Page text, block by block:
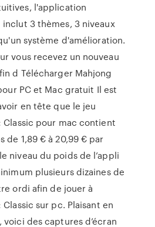
l'application
3 thèmes, 3 niveaux
système d'amélioration.
vous recevez un nouveau
d Télécharger Mahjong
PC et Mac gratuit Il est
en tête que le jeu
Classic pour mac contient
de 1,89 € à 20,99 € par
niveau du poids de l’appli
plusieurs dizaines de
ordi afin de jouer à
sur pc. Plaisant en
voici des captures d’écran